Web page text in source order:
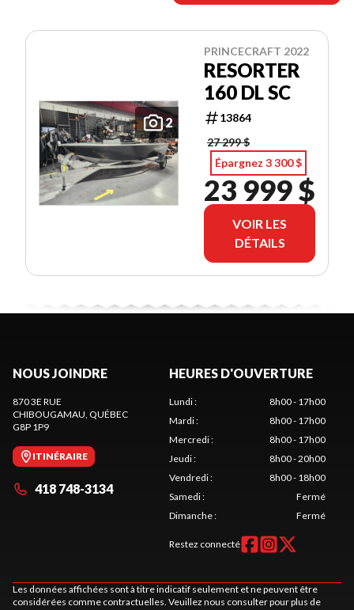
2
PRINCECRAFT 2022
RESORTER
160 DL SC
13864
27 299 $
Épargnez 3 300 $
23 999 $
VOIR LES
DÉTAILS
NOUS JOINDRE
870 3E RUE
CHIBOUGAMAU , QUÉBEC
G8P 1P9
ITINÉRAIRE
418 748-3134
HEURES D'OUVERTURE
Lundi:
8h00 - 17h00
Mardi:
8h00 - 17h00
Mercredi:
8h00 - 17h00
Jeudi:
8h00 - 20h00
Vendredi:
8h00 - 18h00
Samedi:
Fermé
Dimanche: Fermé
Restez connecté
Les données affichées sont à titre indicatif seulement et ne peuvent être
considérées comme contractuelles. Veuillez nous consulter pour plus de